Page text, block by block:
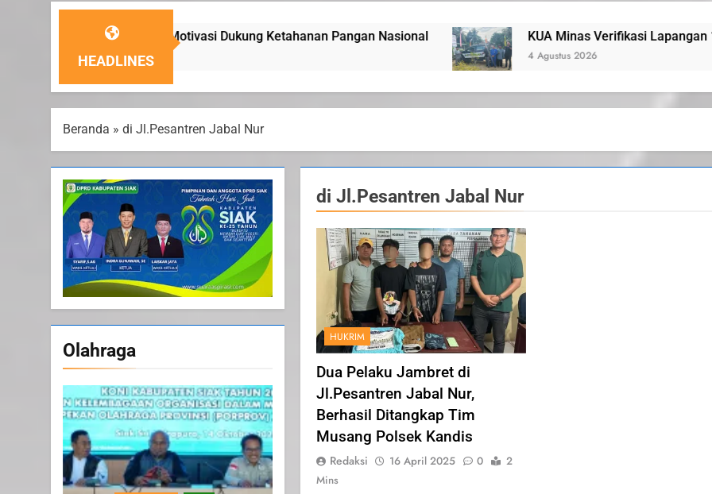
HEADLINES
Dukung Ketahanan Pangan Nasional KUA Minas Verifikasi Lapangan 10 Calon Penerima Bantuan
Beranda » di Jl.Pesantren Jabal Nur
Olahraga
di Jl.Pesantren Jabal Nur
HUKRIM
Dua Pelaku Jambret di
Jl.Pesantren Jabal Nur,
Berhasil Ditangkap Tim
Musang Polsek Kandis
Redaksi 16 April 2025 0
2
Mins